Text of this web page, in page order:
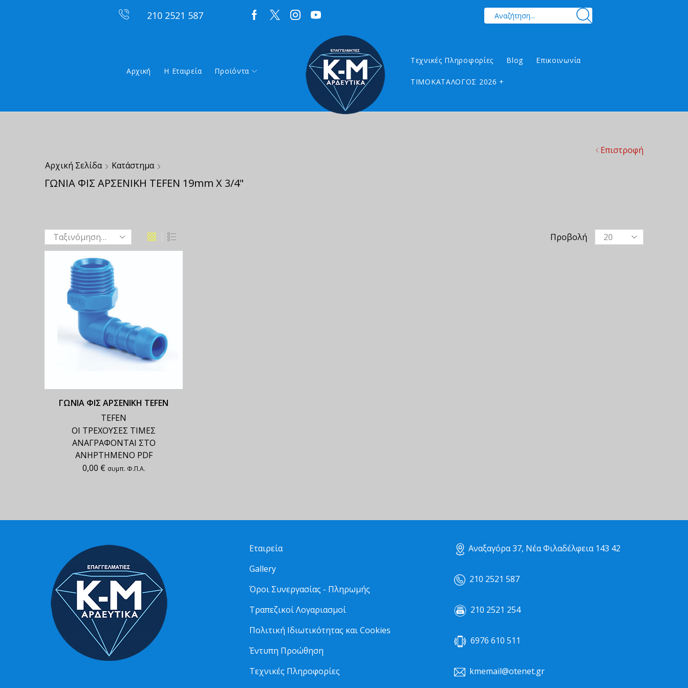
210 2521 587
Αρχική Η Εταιρεία Προϊόντα
Τεχνικές Πληροφορίες Blog Επικοινωνία
ΤΙΜΟΚΑΤΑΛΟΓΟΣ 2026 +
Αρχική Σελίδα Κατάστημα
ΓΩΝΙΑ ΦΙΣ ΑΡΣΕΝΙΚΗ TEFEN 19mm X 3/4"
Επιστροφή
Προβολή
ΓΩΝΙΑ ΦΙΣ ΑΡΣΕΝΙΚΗ TEFEN
TEFEN
ΟΙ ΤΡΕΧΟΥΣΕΣ ΤΙΜΕΣ
ΑΝΑΓΡΑΦΟΝΤΑΙ ΣΤΟ
ΑΝΗΡΤΗΜΕΝΟ PDF
0,00 € συμπ. Φ.Π.Α.
Εταιρεία
Gallery
Όροι Συνεργασίας - Πληρωμής
Τραπεζικοί Λογαριασμοί
Πολιτική Ιδιωτικότητας και Cookies
Έντυπη Προώθηση
Τεχνικές Πληροφορίες
Αναξαγόρα 37, Νέα Φιλαδέλφεια 143 42
210 2521 587
210 2521 254
6976 610 511
kmemail@otenet.gr